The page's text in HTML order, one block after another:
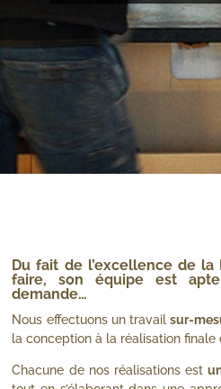
Du fait de l’excellence de la
faire, son équipe est
demande…
Nous effectuons un travailsur-
la conception à la réalisation finale
Chacune de nos réalisations est